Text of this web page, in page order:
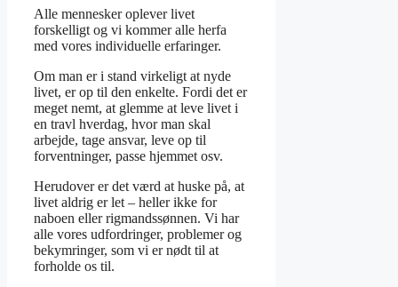
Alle mennesker oplever livet
forskelligt og vi kommer alle herfa
med vores individuelle erfaringer.
Om man er i stand virkeligt at nyde
livet, er op til den enkelte. Fordi det er
meget nemt, at glemme at leve livet i
en travl hverdag, hvor man skal
arbejde, tage ansvar, leve op til
forventninger, passe hjemmet osv.
Herudover er det værd at huske på, at
livet aldrig er let – heller ikke for
naboen eller rigmandssønnen. Vi har
alle vores udfordringer, problemer og
bekymringer, som vi er nødt til at
forholde os til.